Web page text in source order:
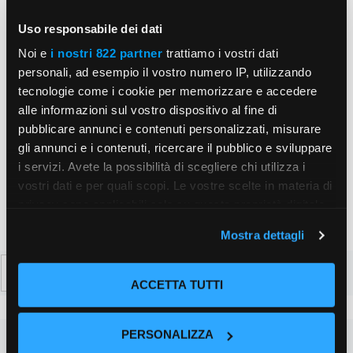
Uso responsabile dei dati
Noi e i nostri 822 partner trattiamo i vostri dati
personali, ad esempio il vostro numero IP, utilizzando
tecnologie come i cookie per memorizzare e accedere
alle informazioni sul vostro dispositivo al fine di
pubblicare annunci e contenuti personalizzati, misurare
gli annunci e i contenuti, ricercare il pubblico e sviluppare
i servizi. Avete la possibilità di scegliere chi utilizza i
vostri dati e per quali scopi. Le vostre scelte in materia di
modificare o revocare il proprio consenso in qualsiasi
momento dalla Dichiarazione sui cookie o facendo clic
sull'icona di attivazione della privacy.
Con il tuo consenso, vorremmo anche:
raccogliere informazioni sulla tua posizione
Mostra dettagli
ACCETTA TUTTI
PERSONALIZZA
Email
Sito
web
Salva il mio nome, email e sito web in questo
browser per la prossima volta che commento.
Ricerca